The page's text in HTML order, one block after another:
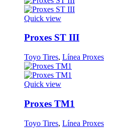
Quick view
Proxes ST III
Toyo Tires, Línea Proxes
Quick view
Proxes TM1
Toyo Tires, Línea Proxes